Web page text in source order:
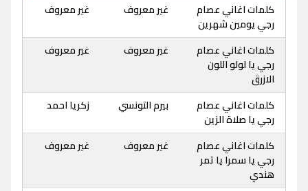
كلمات اغاني عصام
رجي يومين شهرين
غير معروف غير معروف
كلمات اغاني عصام
رجي يا لولو اللون
الازرق
غير معروف غير معروف
كلمات اغاني عصام
رجي يا صلاة الزين
بيرم التونسي زكريا احمد
كلمات اغاني عصام
رجي يا سمرا يا تمر
هندي
غير معروف غير معروف